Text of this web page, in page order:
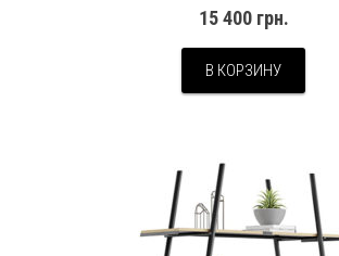
15 400 грн.
В КОРЗИНУ